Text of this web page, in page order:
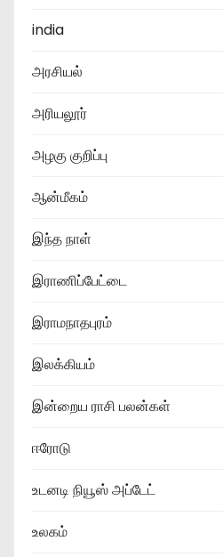
india
அரசியல்
அரியலூர்
அழகு குறிப்பு
ஆன்மீகம்
இந்த நாள்
இராணிப்பேட்டை
இராமநாதபுரம்
இலக்கியம்
இன்றைய ராசி பலன்கள்
ஈரோடு
உடனடி நியூஸ் அப்டேட்
உலகம்